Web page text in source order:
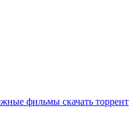
фильмы скачать торрент